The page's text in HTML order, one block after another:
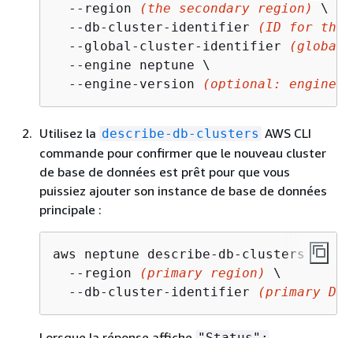
  --region
(the secondary region)
\
  --db-cluster-identifier
(ID for the
  --global-cluster-identifier
(global
  --engine neptune \
  --engine-version
(optional: engine
Utilisez la describe-db-clusters AWS CLI
commande pour confirmer que le nouveau cluster
de base de données est prêt pour que vous
puissiez ajouter son instance de base de données
principale :
aws neptune describe-db-clusters \
  --region
(primary region)
\
  --db-cluster-identifier
(primary